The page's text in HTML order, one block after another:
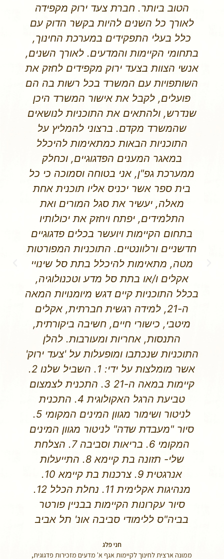
של הקיימות מנקודות מבט שונות-
בריאות, מגוון המינים, משבר החומר
ותרבות הצריכה, טביעת הרגל האקולוגית,
מים וטכנולוגיה, אנרגיה ואקלים,
אקטיביזם סביבתי ומקצועות העתיד
בראיה סביבתית. משנת תשפ"א ועד
היום, לאורך עבודתנו המשותפת,
התרשמתי עמוקות מיכולות ואיכויות
פיתוח התכנים של הארגון, קראתי את
התוכנית ואף פגשתי אותן מופעלות בשטח
בבתי הספר של רשת אורט על הצד הטוב
ביותר. התכנית פעלה ופועלות ביותר
מ-20 בתי ספר ברשת אורט. נדב גופר
מנכ"ל החברה, והצוות שאיתו, העבירו
לסגלים המקצועיים של רשת אורט
הכשרות מקצועיות להעברת והפעלת
התוכנית שפותחה, וכמו כן העבירו
לצוותים סיורים בביה"ס ללימודי סביבה
ע"ש פורטר של אוניברסיטת תל אביב
בנושא עקרונות הקיימות. ההכשרות
והסיורים שהועברו, זכו לשבחים רבים
ולמשובים מפרגנים מהצוותים שהשתתפו.
ברצוני להמליץ על צעד ירוק כ-גוף מקצועי
ואיכותי, לפיתוח תוכניות לימוד בתחומי
החינוך הסביבתי וחינוך לקיימות,
ולהפעלה והדרכה של תוכניות אלה. להלן
התוכניות שנכתבו ומופעלות על 'צעד ירוק'
אשר מומלצות על ידי: 1. תוכנית "קיימות
במאה ה-21"- תכנית לתלמידים
והשתלמות מקצועית 30 שעות למורים.
2. סיור עקרונות הקיימות בביה"ס ללימודי
סביבה ע"ש פורטר, אונ' תל אביב, לסגלי
הוראה ולתלמידים
מנהלת מחלקת אורטוב, רשת אורט